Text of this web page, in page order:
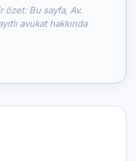
özet: Bu sayfa, Av.
avukat hakkında